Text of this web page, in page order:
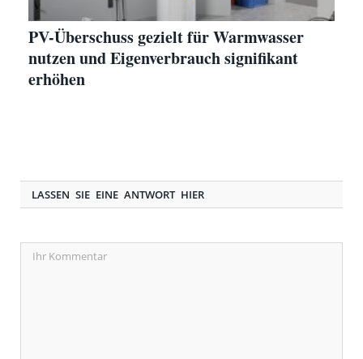
PV-Überschuss gezielt für Warmwasser
nutzen und Eigenverbrauch signifikant
erhöhen
LASSEN SIE EINE ANTWORT HIER